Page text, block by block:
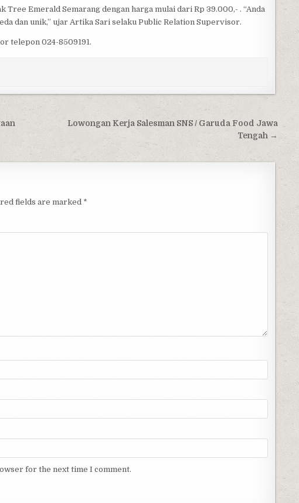
Emerald Semarang dengan harga mulai dari Rp 39.000,- . “Anda
dan unik,” ujar Artika Sari selaku Public Relation Supervisor.
telepon 024-8509191.
Lowongan Kerja Salesman SNS / Garuda Food Jawa
Tengah →
fields are marked *
for the next time I comment.